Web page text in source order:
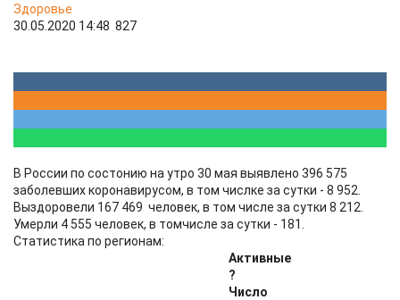
Здоровье
30.05.2020 14:48 827
В России по состонию на утро 30 мая выявлено 396 575
заболевших коронавирусом, в том числке за сутки - 8 952.
Выздоровели 167 469 человек, в том числе за сутки 8 212.
Умерли 4 555 человек, в томчисле за сутки - 181.
Статистика по регионам:
Активные
?
Число